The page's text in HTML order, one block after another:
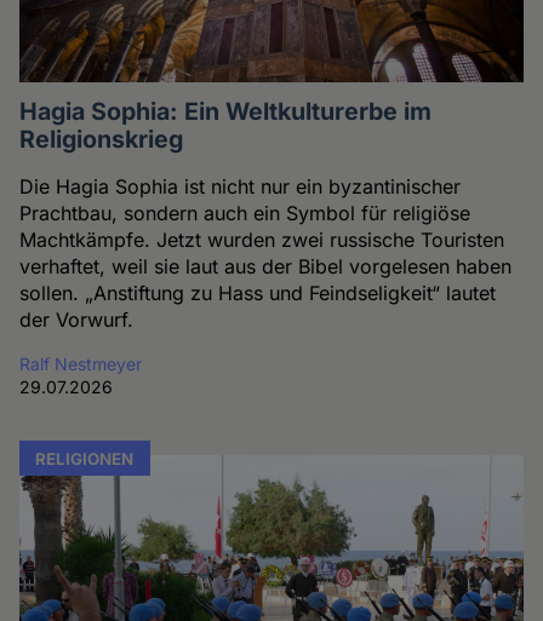
Hagia Sophia: Ein Weltkulturerbe im
Religionskrieg
Die Hagia Sophia ist nicht nur ein byzantinischer
Prachtbau, sondern auch ein Symbol für religiöse
Machtkämpfe. Jetzt wurden zwei russische Touristen
verhaftet, weil sie laut aus der Bibel vorgelesen haben
sollen. „Anstiftung zu Hass und Feindseligkeit“ lautet
der Vorwurf.
Ralf Nestmeyer
29.07.2026
RELIGIONEN